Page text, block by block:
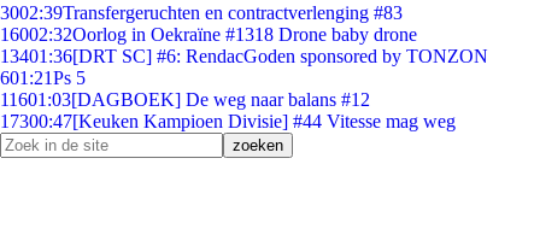
3002:39Transfergeruchten en contractverlenging #83
16002:32Oorlog in Oekraïne #1318 Drone baby drone
13401:36[DRT SC] #6: RendacGoden sponsored by TONZON
601:21Ps 5
11601:03[DAGBOEK] De weg naar balans #12
17300:47[Keuken Kampioen Divisie] #44 Vitesse mag weg